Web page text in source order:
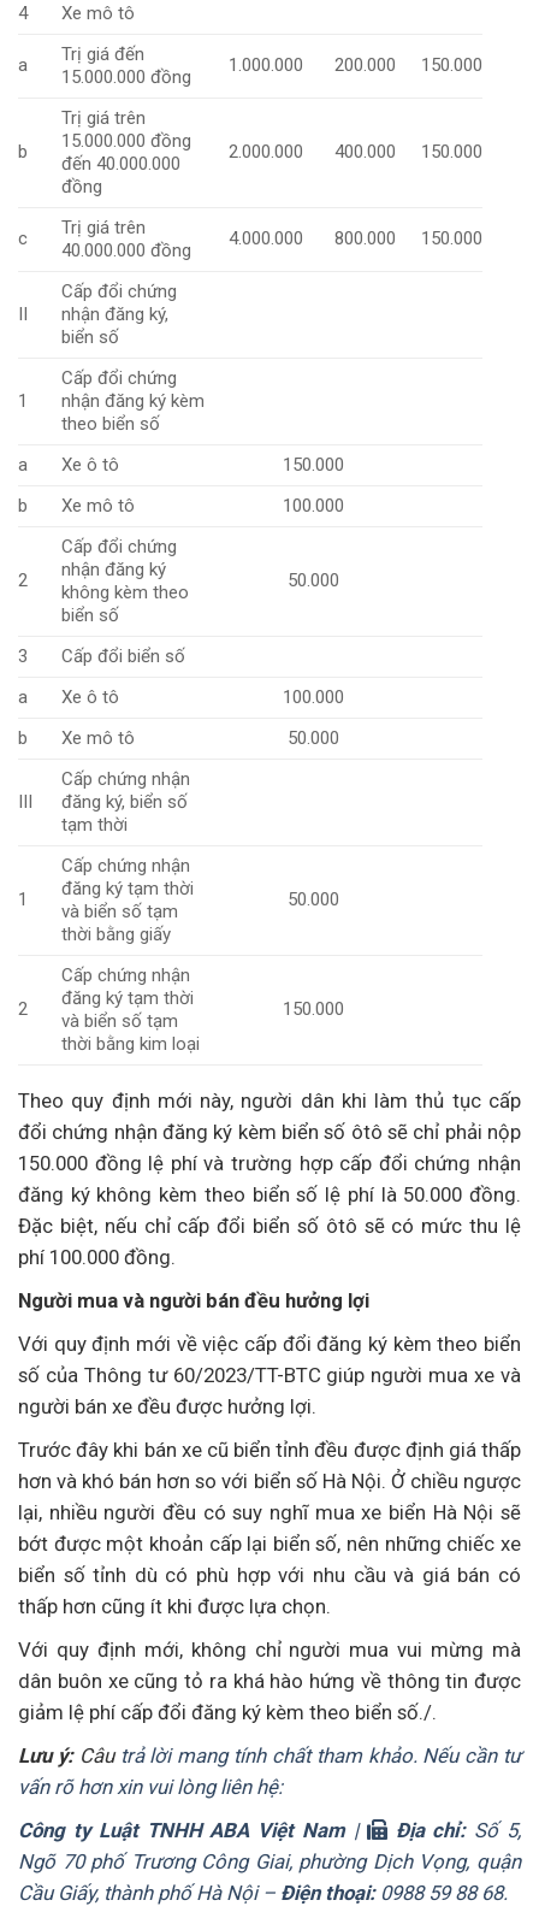
4 Xe mô tô
a
Trị giá đến
15.000.000 đồng
1.000.000 200.000 150.000
b
Trị giá trên
15.000.000 đồng
đến 40.000.000
đồng
2.000.000 400.000 150.000
c
Trị giá trên
40.000.000 đồng
4.000.000 800.000 150.000
II
Cấp đổi chứng
nhận đăng ký,
biển số
1
Cấp đổi chứng
nhận đăng ký kèm
theo biển số
a
Xe ô tô
150.000
b
Xe mô tô 100.000
2
Cấp đổi chứng
nhận đăng ký
không kèm theo
biển số
50.000
3
Cấp đổi biển số
a
Xe ô tô
100.000
b
Xe mô tô 50.000
III
Cấp chứng nhận
đăng ký, biển số
tạm thời
1
Cấp chứng nhận
đăng ký tạm thời
và biển số tạm
thời bằng giấy
50.000
2
Cấp chứng nhận
đăng ký tạm thời
và biển số tạm
thời bằng kim loại
150.000
Theo quy định mới này, người dân khi làm thủ tục cấp
đổi chứng nhận đăng ký kèm biển số ôtô sẽ chỉ phải nộp
150.000 đồng lệ phí và trường hợp cấp đổi chứng nhận
đăng ký không kèm theo biển số lệ phí là 50.000 đồng.
Đặc biệt, nếu chỉ cấp đổi biển số ôtô sẽ có mức thu lệ
phí 100.000 đồng.
Người mua và người bán đều hưởng lợi
Với quy định mới về việc cấp đổi đăng ký kèm theo biển
số của Thông tư 60/2023/TT-BTC giúp người mua xe và
người bán xe đều được hưởng lợi.
Trước đây khi bán xe cũ biển tỉnh đều được định giá thấp
hơn và khó bán hơn so với biển số Hà Nội. Ở chiều ngược
lại, nhiều người đều có suy nghĩ mua xe biển Hà Nội sẽ
bớt được một khoản cấp lại biển số, nên những chiếc xe
biển số tỉnh dù có phù hợp với nhu cầu và giá bán có
thấp hơn cũng ít khi được lựa chọn.
Với quy định mới, không chỉ người mua vui mừng mà
dân buôn xe cũng tỏ ra khá hào hứng về thông tin được
giảm lệ phí cấp đổi đăng ký kèm theo biển số./.
Lưu ý:Câu trả lời mang tính chất tham khảo. Nếu cần tư
vấn rõ hơn xin vui lòng liên hệ:
Công ty Luật TNHH ABA Việt Nam| Địa chỉ: Số 5,
Ngõ 70 phố Trương Công Giai, phường Dịch Vọng, quận
Cầu Giấy, thành phố Hà Nội – Điện thoại:0988 59 88 68.